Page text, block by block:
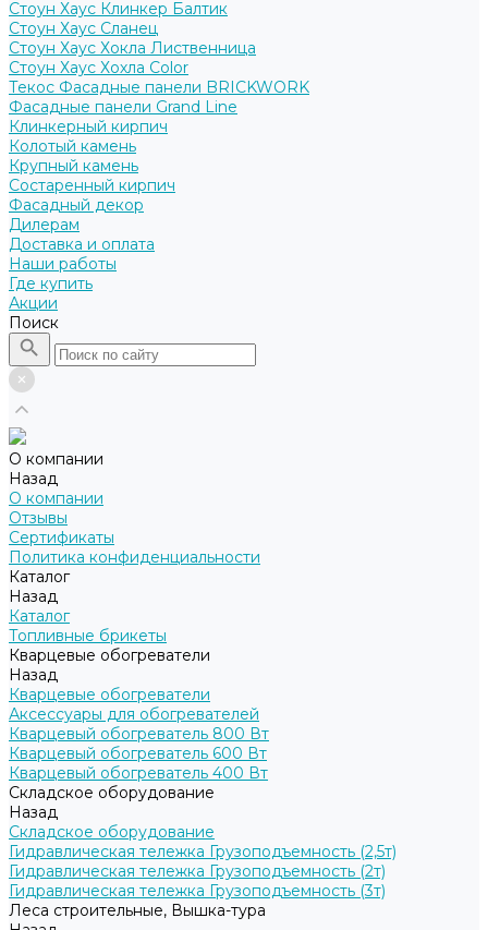
Стоун Хаус Клинкер Балтик
Стоун Хаус Сланец
Стоун Хаус Хокла Лиственница
Стоун Хаус Хохла Color
Текос Фасадные панели BRICKWORK
Фасадные панели Grand Line
Клинкерный кирпич
Колотый камень
Крупный камень
Состаренный кирпич
Фасадный декор
Дилерам
Доставка и оплата
Наши работы
Где купить
Акции
Поиск
О компании
Назад
О компании
Отзывы
Сертификаты
Политика конфиденциальности
Каталог
Назад
Каталог
Топливные брикеты
Кварцевые обогреватели
Назад
Кварцевые обогреватели
Аксессуары для обогревателей
Кварцевый обогреватель 800 Вт
Кварцевый обогреватель 600 Вт
Кварцевый обогреватель 400 Вт
Складское оборудование
Назад
Складское оборудование
Гидравлическая тележка Грузоподъемность (2,5т)
Гидравлическая тележка Грузоподъемность (2т)
Гидравлическая тележка Грузоподъемность (3т)
Леса строительные, Вышка-тура